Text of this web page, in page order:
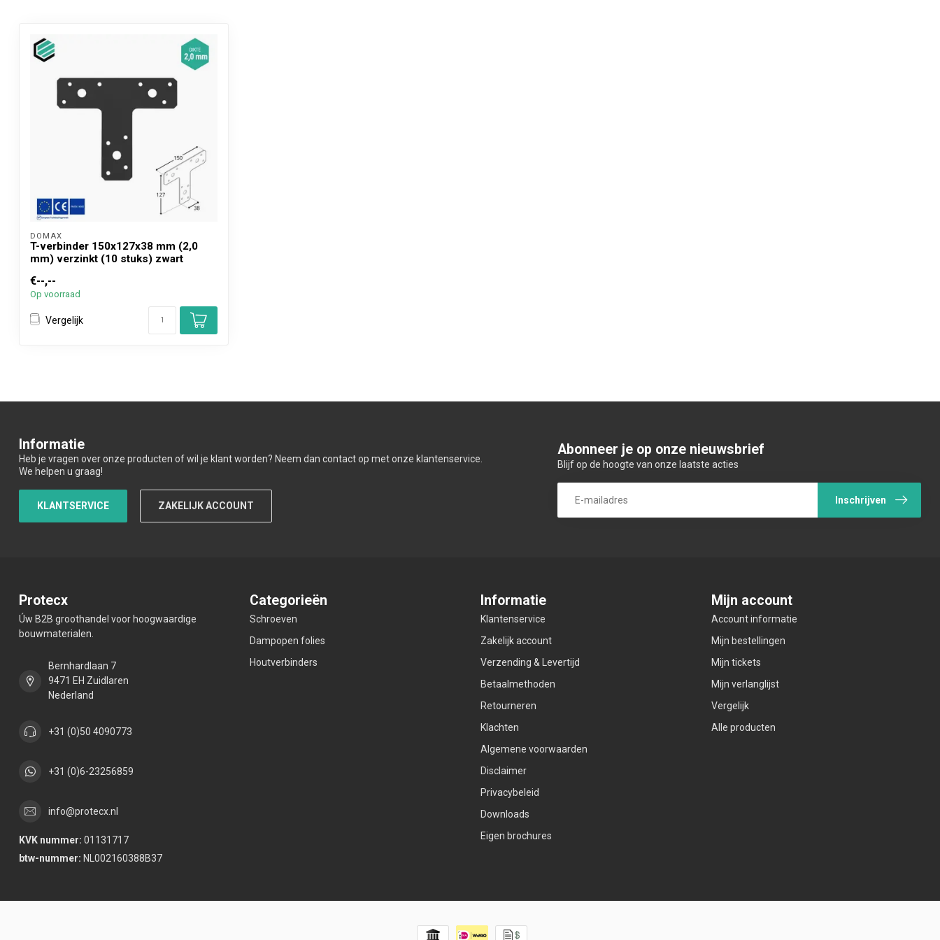
DOMAX
T-verbinder 150x127x38 mm (2,0
mm) verzinkt (10 stuks) zwart
€--,--
Op voorraad
Vergelijk
Informatie
Heb je vragen over onze producten of wil je klant worden? Neem dan contact op met onze klantenservice.
We helpen u graag!
KLANTSERVICE ZAKELIJK ACCOUNT
Abonneer je op onze nieuwsbrief
Blijf op de hoogte van onze laatste acties
Inschrijven
Protecx
Úw B2B groothandel voor hoogwaardige
bouwmaterialen.
Bernhardlaan 7
9471 EH Zuidlaren
Nederland
+31 (0)50 4090773
+31 (0)6-23256859
info@protecx.nl
KVK nummer: 01131717
btw-nummer: NL002160388B37
Categorieën
Schroeven
Dampopen folies
Houtverbinders
Informatie
Klantenservice
Zakelijk account
Verzending & Levertijd
Betaalmethoden
Retourneren
Klachten
Algemene voorwaarden
Disclaimer
Privacybeleid
Downloads
Eigen brochures
Mijn account
Account informatie
Mijn bestellingen
Mijn tickets
Mijn verlanglijst
Vergelijk
Alle producten